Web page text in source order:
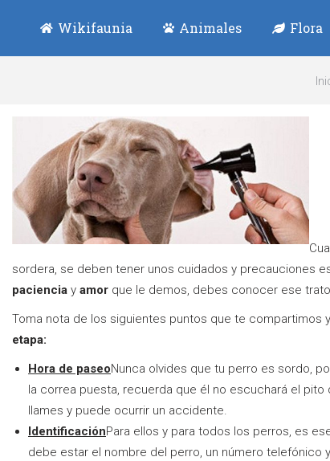
Wikifaunia Animales Flora
sordera, se deben tener unos cuidados y precauciones
paciencia y amor que le demos, debes conocer ese
Toma nota de los siguientes puntos que te compartimos
etapa:
Hora de paseoNunca olvides que tu perro es sordo,
la correa puesta, recuerda que él no escuchará el
llames y puede ocurrir un accidente.
IdentificaciónPara ellos y para todos los perros, es
debe estar el nombre del perro, un número